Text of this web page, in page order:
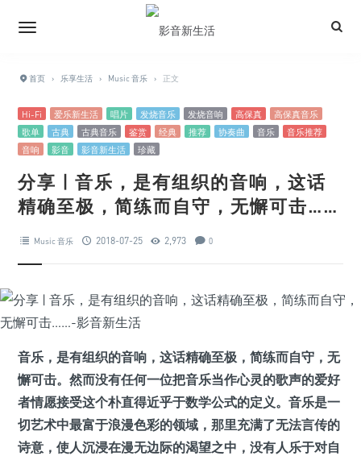
首页 › 乐享生活 › Music 音乐 › 正文
Hi-Fi 爱乐新生活 唱片 发烧音乐 发烧音响 高保真
高保真音乐
歌单
古典 古典音乐 鉴赏 经典 推荐 协奏曲 音乐
音乐推荐
音响
影音 影音新生活 珍藏
分享 | 音乐，是有组织的音响，这话
精确至极，简练而自守，无懈可击……
Music 音乐 2018-07-25 2,973 0
音乐，是有组织的音响，这话精确至极，简练而自守，无
懈可击。然而没有任何一位把音乐当作心灵的歌声的爱好
者情愿接受这个朴直得近乎于数学公式的定义。音乐是一
切艺术中最富于浪漫色彩的领域，那里充满了无法言传的
诗意，使人沉浸在漫无边际的渴望之中，没有人乐于对自